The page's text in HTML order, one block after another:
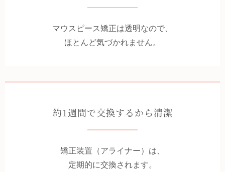
マウスピース矯正は透明なので、
ほとんど気づかれません。
約1週間で交換するから清潔
矯正装置（アライナー）は、
定期的に交換されます。